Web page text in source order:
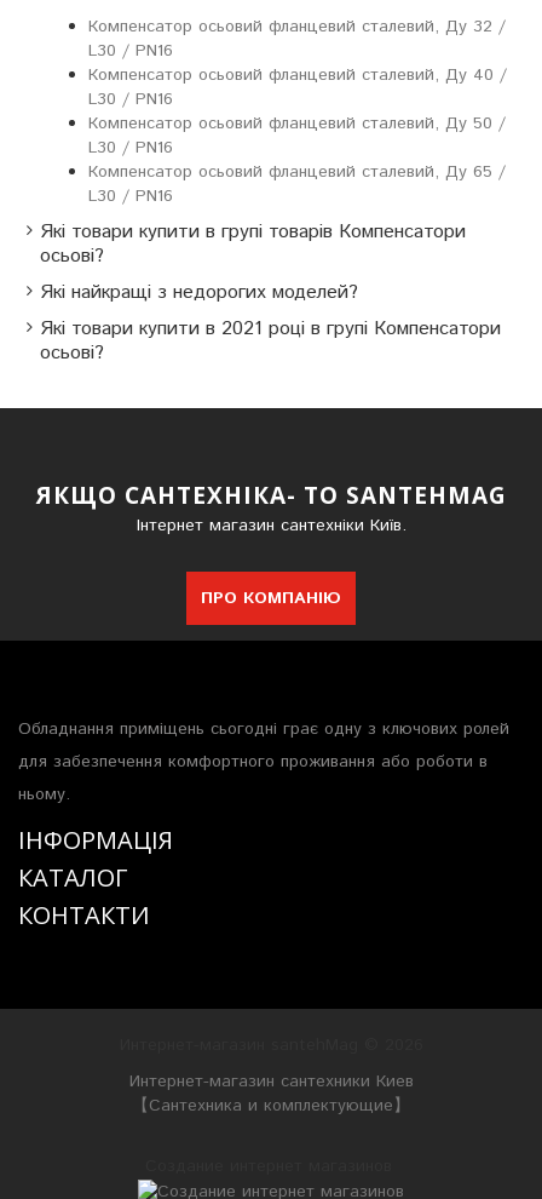
Компенсатор осьовий фланцевий сталевий, Ду 32 /
L30 / PN16
Компенсатор осьовий фланцевий сталевий, Ду 40 /
L30 / PN16
Компенсатор осьовий фланцевий сталевий, Ду 50 /
L30 / PN16
Компенсатор осьовий фланцевий сталевий, Ду 65 /
L30 / PN16
Які товари купити в групі товарів Компенсатори
осьові?
Які найкращі з недорогих моделей?
Які товари купити в 2021 році в групі Компенсатори
осьові?
ЯКЩО САНТЕХНІКА- ТО SANTEHMAG
Інтернет магазин сантехніки Київ.
ПРО КОМПАНІЮ
Обладнання приміщень сьогодні грає одну з ключових ролей
для забезпечення комфортного проживання або роботи в
ньому.
ІНФОРМАЦІЯ
КАТАЛОГ
КОНТАКТИ
Интернет-магазин сантехники Киев
【Сантехника и комплектующие】